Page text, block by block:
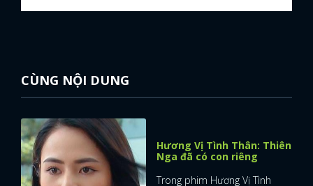
x
ĐĂNG NHẬP
CÙNG NỘI DUNG
Hương Vị Tình Thân: Thiên
Nga đã có con riêng
Trong phim Hương Vị Tình